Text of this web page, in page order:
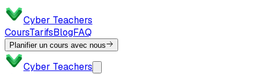
Cyber Teachers
CoursTarifsBlogFAQ
Planifier un cours avec nous
Cyber Teachers